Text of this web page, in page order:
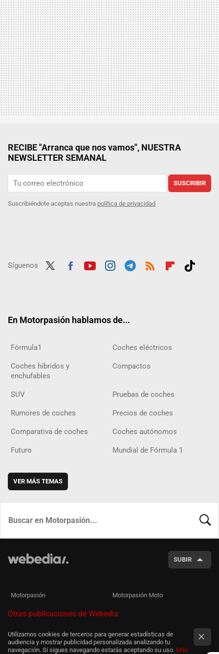
RECIBE "Arranca que nos vamos", NUESTRA
NEWSLETTER SEMANAL
SUSCRIBIR
Suscribiéndote aceptas nuestra política de privacidad
Síguenos
En Motorpasión hablamos de...
Fórmula1 Coches eléctricos
Coches híbridos y
enchufables
Compactos
SUV Pruebas de coches
Rumores de coches Precios de coches
Comparativa de coches Coches autónomos
Futuro Mundial de Fórmula 1
VER MÁS TEMAS
SUBIR
Motorpasión Motorpasión Moto
Otras publicaciones de Webedia
Utilizamos cookies de terceros para generar estadísticas de
audiencia y mostrar publicidad personalizada analizando tu
navegación. Si sigues navegando estarás aceptando su uso. Más